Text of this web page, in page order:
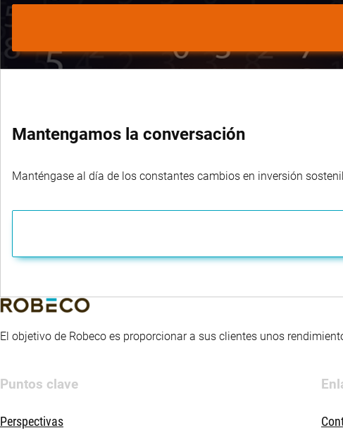
Mantengamos la conversación
Manténgase al día de los constantes cambios en inversión
El objetivo de Robeco es proporcionar a sus clientes unos
Puntos clave
Perspectivas